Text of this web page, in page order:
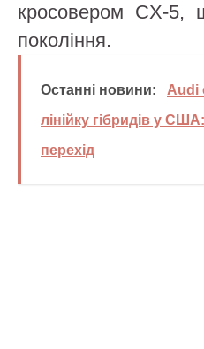
кросовером CX-5,
покоління.
Останні новини:
Audi
лінійку гібридів у
перехід